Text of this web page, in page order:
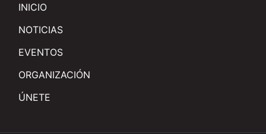
INICIO
NOTICIAS
EVENTOS
ORGANIZACIÓN
ÚNETE